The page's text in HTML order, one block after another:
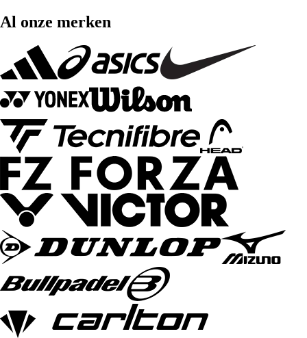
Al onze merken